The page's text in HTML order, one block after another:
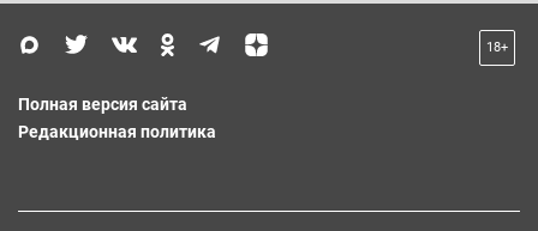
18+
Полная версия сайта
Редакционная политика